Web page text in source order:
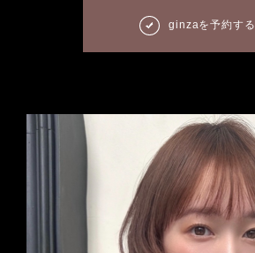
ginzaを予約する